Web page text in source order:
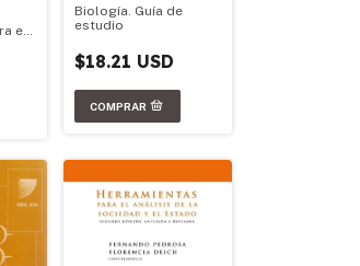
el
Biología. Guía de
estudio
$18.21 USD